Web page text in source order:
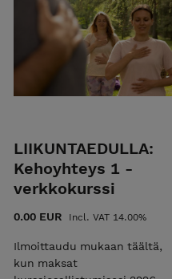
LIIKUNTAEDULLA:
Kehoyhteys 1 -
verkkokurssi
0.00 EUR Incl. VAT 14.00%
Ilmoittaudu mukaan täältä,
kun maksat